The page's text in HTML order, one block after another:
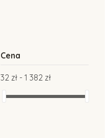
Cena
32 zł - 1 382 zł